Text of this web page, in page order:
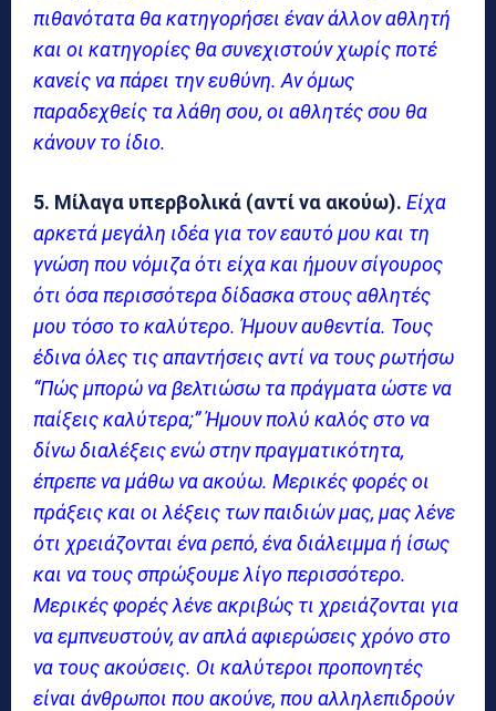
πιθανότατα θα κατηγορήσει έναν άλλον αθλητή
και οι κατηγορίες θα συνεχιστούν χωρίς ποτέ
κανείς να πάρει την ευθύνη. Αν όμως
παραδεχθείς τα λάθη σου, οι αθλητές σου θα
κάνουν το ίδιο.
5. Μίλαγα υπερβολικά (αντί να ακούω). Είχα
αρκετά μεγάλη ιδέα για τον εαυτό μου και τη
γνώση που νόμιζα ότι είχα και ήμουν σίγουρος
ότι όσα περισσότερα δίδασκα στους αθλητές
μου τόσο το καλύτερο. Ήμουν αυθεντία. Τους
έδινα όλες τις απαντήσεις αντί να τους ρωτήσω
“Πώς μπορώ να βελτιώσω τα πράγματα ώστε να
παίξεις καλύτερα;” Ήμουν πολύ καλός στο να
δίνω διαλέξεις ενώ στην πραγματικότητα,
έπρεπε να μάθω να ακούω. Μερικές φορές οι
πράξεις και οι λέξεις των παιδιών μας, μας λένε
ότι χρειάζονται ένα ρεπό, ένα διάλειμμα ή ίσως
και να τους σπρώξουμε λίγο περισσότερο.
Μερικές φορές λένε ακριβώς τι χρειάζονται για
να εμπνευστούν, αν απλά αφιερώσεις χρόνο στο
να τους ακούσεις. Οι καλύτεροι προπονητές
είναι άνθρωποι που ακούνε, που αλληλεπιδρούν